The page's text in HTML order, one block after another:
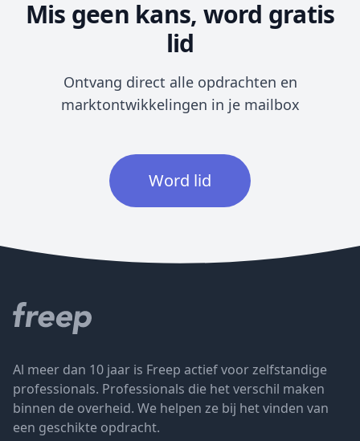
Mis geen kans, word gratis
lid
Ontvang direct alle opdrachten en
marktontwikkelingen in je mailbox
Word lid
Al meer dan 10 jaar is Freep actief voor zelfstandige
professionals. Professionals die het verschil maken
binnen de overheid. We helpen ze bij het vinden van
een geschikte opdracht.